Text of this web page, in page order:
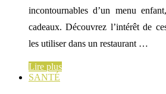
incontournables d’un menu
cadeaux. Découvrez l’intérêt de
les utiliser dans un restaurant …
Lire plus
SANTÉ